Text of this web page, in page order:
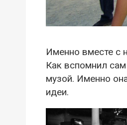
Именно вместе с
Как вспомнил
музой. Именно
идеи.